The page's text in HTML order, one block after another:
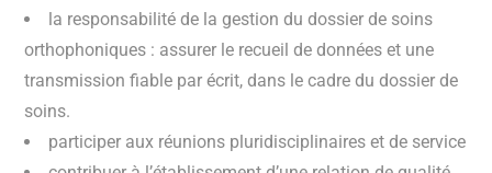
la responsabilité de la gestion du dossier de soins
orthophoniques : assurer le recueil de données et une
transmission fiable par écrit, dans le cadre du dossier de
soins.
participer aux réunions pluridisciplinaires et de service